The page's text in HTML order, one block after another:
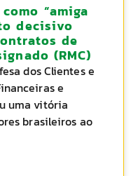
“amiga
decisivo
de
(RMC)
dos Clientes e
e
uma vitória
brasileiros ao